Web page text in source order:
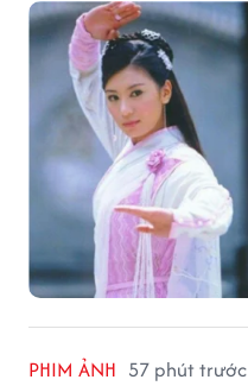
PHIM ẢNH 57 phút trước